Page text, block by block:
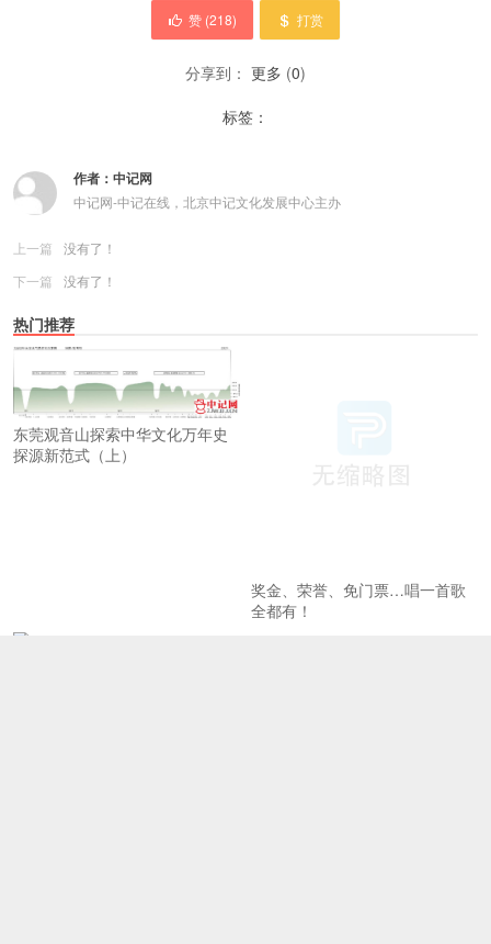
赞 (218) 打赏
分享到： 更多 (0)
标签：
作者： 中记网
中记网-中记在线，北京中记文化发展中心主办
上一篇
没有了！
下一篇
没有了！
热门推荐
东莞观音山探索中华文化万年史
探源新范式（上）
奖金、荣誉、免门票…唱一首歌
全都有！